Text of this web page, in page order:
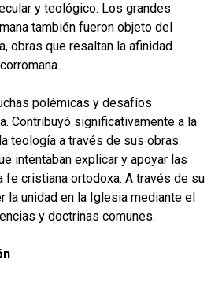
y teológico. Los grandes
también fueron objeto del
obras que resaltan la afinidad
polémicas y desafíos
Contribuyó significativamente a la
teología a través de sus obras.
intentaban explicar y apoyar las
cristiana ortodoxa. A través de su
la unidad en la Iglesia mediante el
y doctrinas comunes.